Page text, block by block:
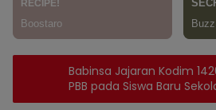
Babinsa Jajaran Kodim
PBB pada Siswa Baru
Atas